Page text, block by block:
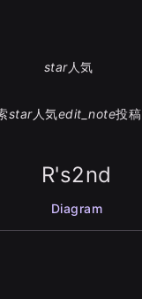
star人気
star人気edit_note投稿
R's2nd
Diagram